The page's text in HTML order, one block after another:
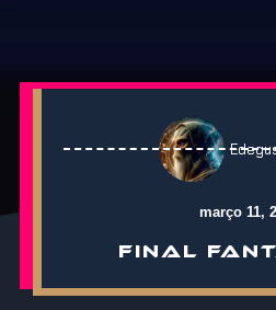
março 11,
FINAL